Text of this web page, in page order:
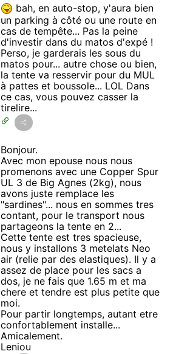
bah, en auto-stop, y'aura bien
un parking à côté ou une route en
cas de tempête... Pas la peine
d'investir dans du matos d'expé !
Perso, je garderais les sous du
matos pour... autre chose ou bien,
la tente va resservir pour du MUL
à pattes et boussole... LOL Dans
ce cas, vous pouvez casser la
tirelire...
Bonjour.
Avec mon epouse nous nous
promenons avec une Copper Spur
UL 3 de Big Agnes (2kg), nous
avons juste remplace les
"sardines"... nous en sommes tres
contant, pour le transport nous
partageons la tente en 2...
Cette tente est tres spacieuse,
nous y installons 3 metelats Neo
air (relie par des elastiques). Il y a
assez de place pour les sacs a
dos, je ne fais que 1.65 m et ma
chere et tendre est plus petite que
moi.
Pour partir longtemps, autant etre
confortablement installe...
Amicalement.
Leniou